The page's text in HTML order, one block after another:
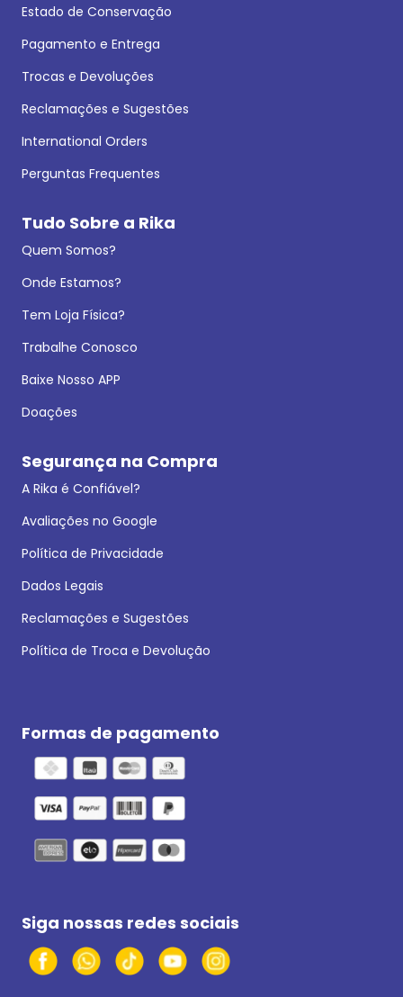
Estado de Conservação
Pagamento e Entrega
Trocas e Devoluções
Reclamações e Sugestões
International Orders
Perguntas Frequentes
Tudo Sobre a Rika
Quem Somos?
Onde Estamos?
Tem Loja Física?
Trabalhe Conosco
Baixe Nosso APP
Doações
Segurança na Compra
A Rika é Confiável?
Avaliações no Google
Política de Privacidade
Dados Legais
Reclamações e Sugestões
Política de Troca e Devolução
Formas de pagamento
Siga nossas redes sociais